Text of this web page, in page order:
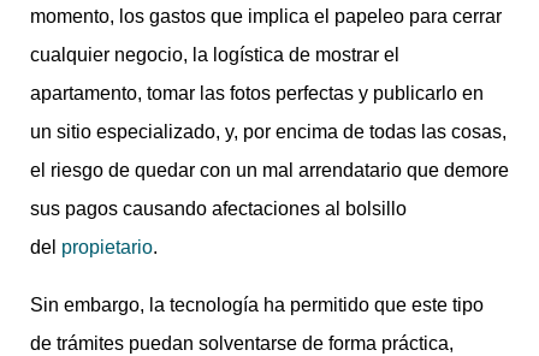
momento, los gastos que implica el papeleo para cerrar
cualquier negocio, la logística de mostrar el
apartamento, tomar las fotos perfectas y publicarlo en
un sitio especializado, y, por encima de todas las cosas,
el riesgo de quedar con un mal arrendatario que demore
sus pagos causando afectaciones al bolsillo
del propietario.
Sin embargo, la tecnología ha permitido que este tipo
de trámites puedan solventarse de forma práctica,